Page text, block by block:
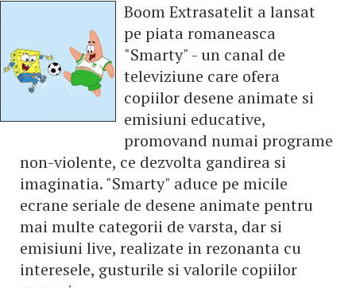
Boom Extrasatelit a lansat
pe piata romaneasca
"Smarty" - un canal de
televiziune care ofera
copiilor desene animate si
emisiuni educative,
promovand numai programe
non-violente, ce dezvolta gandirea si
imaginatia. "Smarty" aduce pe micile
ecrane seriale de desene animate pentru
mai multe categorii de varsta, dar si
emisiuni live, realizate in rezonanta cu
interesele, gusturile si valorile copiilor